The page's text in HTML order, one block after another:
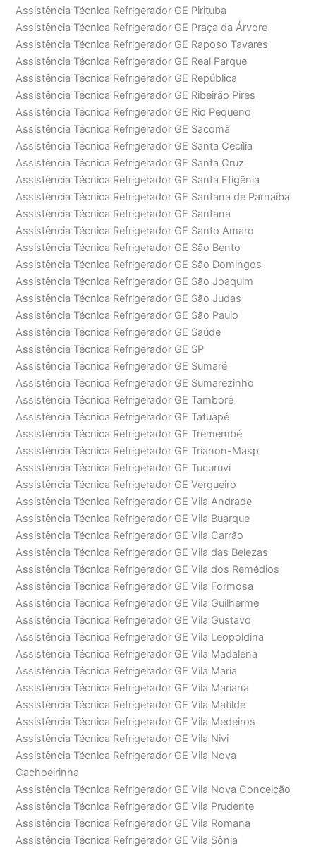
Assistência Técnica Refrigerador GE Pirituba
Assistência Técnica Refrigerador GE Praça da Árvore
Assistência Técnica Refrigerador GE Raposo Tavares
Assistência Técnica Refrigerador GE Real Parque
Assistência Técnica Refrigerador GE República
Assistência Técnica Refrigerador GE Ribeirão Pires
Assistência Técnica Refrigerador GE Rio Pequeno
Assistência Técnica Refrigerador GE Sacomã
Assistência Técnica Refrigerador GE Santa Cecília
Assistência Técnica Refrigerador GE Santa Cruz
Assistência Técnica Refrigerador GE Santa Efigênia
Assistência Técnica Refrigerador GE Santana de Parnaíba
Assistência Técnica Refrigerador GE Santana
Assistência Técnica Refrigerador GE Santo Amaro
Assistência Técnica Refrigerador GE São Bento
Assistência Técnica Refrigerador GE São Domingos
Assistência Técnica Refrigerador GE São Joaquim
Assistência Técnica Refrigerador GE São Judas
Assistência Técnica Refrigerador GE São Paulo
Assistência Técnica Refrigerador GE Saúde
Assistência Técnica Refrigerador GE SP
Assistência Técnica Refrigerador GE Sumaré
Assistência Técnica Refrigerador GE Sumarezinho
Assistência Técnica Refrigerador GE Tamboré
Assistência Técnica Refrigerador GE Tatuapé
Assistência Técnica Refrigerador GE Tremembé
Assistência Técnica Refrigerador GE Trianon-Masp
Assistência Técnica Refrigerador GE Tucuruvi
Assistência Técnica Refrigerador GE Vergueiro
Assistência Técnica Refrigerador GE Vila Andrade
Assistência Técnica Refrigerador GE Vila Buarque
Assistência Técnica Refrigerador GE Vila Carrão
Assistência Técnica Refrigerador GE Vila das Belezas
Assistência Técnica Refrigerador GE Vila dos Remédios
Assistência Técnica Refrigerador GE Vila Formosa
Assistência Técnica Refrigerador GE Vila Guilherme
Assistência Técnica Refrigerador GE Vila Gustavo
Assistência Técnica Refrigerador GE Vila Leopoldina
Assistência Técnica Refrigerador GE Vila Madalena
Assistência Técnica Refrigerador GE Vila Maria
Assistência Técnica Refrigerador GE Vila Mariana
Assistência Técnica Refrigerador GE Vila Matilde
Assistência Técnica Refrigerador GE Vila Medeiros
Assistência Técnica Refrigerador GE Vila Nivi
Assistência Técnica Refrigerador GE Vila Nova
Cachoeirinha
Assistência Técnica Refrigerador GE Vila Nova Conceição
Assistência Técnica Refrigerador GE Vila Prudente
Assistência Técnica Refrigerador GE Vila Romana
Assistência Técnica Refrigerador GE Vila Sônia